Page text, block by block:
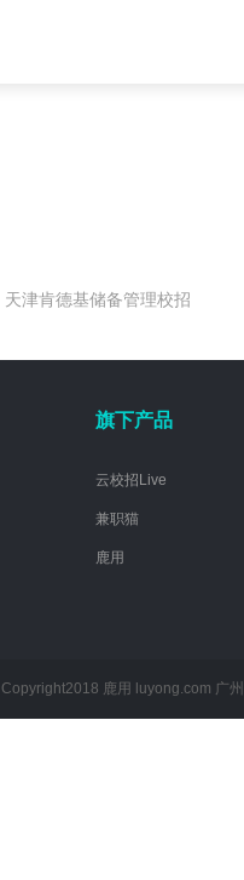
天津肯德基储备管理校招
旗下产品
云校招Live
兼职猫
鹿用
Copyright2018 鹿用 luyong.com 广